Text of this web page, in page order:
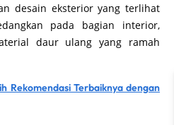
desain eksterior yang terlihat
pada bagian interior,
daur ulang yang ramah
Rekomendasi Terbaiknya dengan